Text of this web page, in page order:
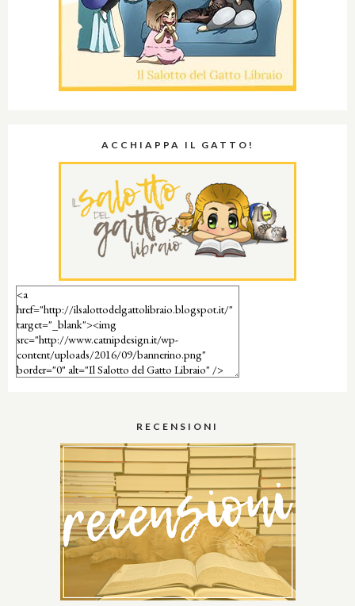
ACCHIAPPA IL GATTO!
RECENSIONI